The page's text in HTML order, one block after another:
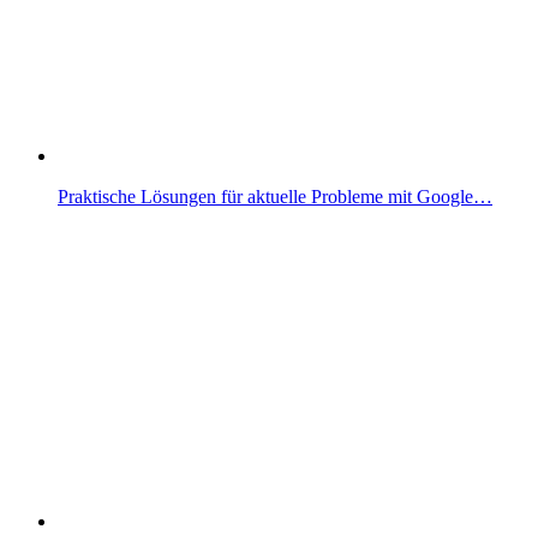
Praktische Lösungen für aktuelle Probleme mit Google…